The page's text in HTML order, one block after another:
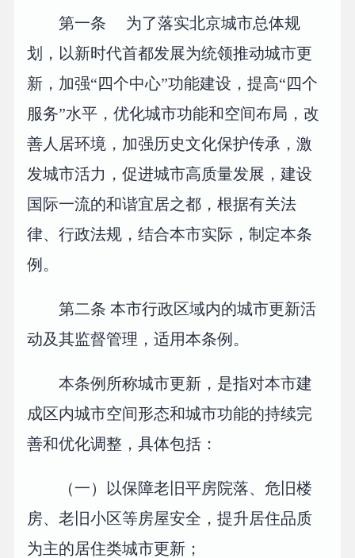
第一条 为了落实北京城市总体规
划，以新时代首都发展为统领推动城市更
新，加强“四个中心”功能建设，提高“四个
服务”水平，优化城市功能和空间布局，改
善人居环境，加强历史文化保护传承，激
发城市活力，促进城市高质量发展，建设
国际一流的和谐宜居之都，根据有关法
律、行政法规，结合本市实际，制定本条
例。
第二条 本市行政区域内的城市更新活
动及其监督管理，适用本条例。
本条例所称城市更新，是指对本市建
成区内城市空间形态和城市功能的持续完
善和优化调整，具体包括：
（一）以保障老旧平房院落、危旧楼
房、老旧小区等房屋安全，提升居住品质
为主的居住类城市更新；